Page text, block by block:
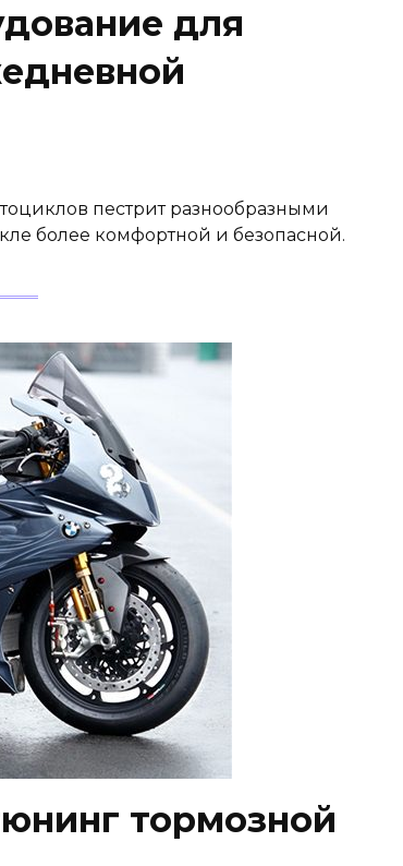
для
пестрит разнообразными
более комфортной и безопасной.
тормозной